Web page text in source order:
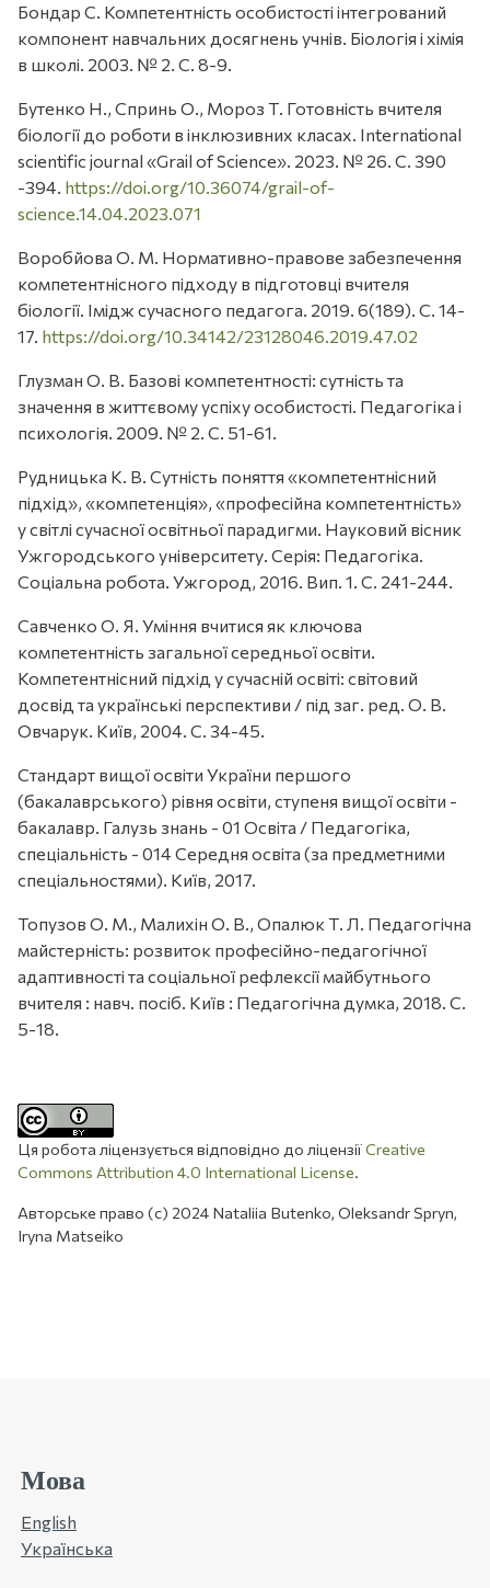
Бондар С. Компетентність особистості інтегрований
компонент навчальних досягнень учнів. Біологія і хімія
в школі. 2003. № 2. С. 8-9.
Бутенко Н., Спринь О., Мороз Т. Готовність вчителя
біології до роботи в інклюзивних класах. International
scientific journal «Grail of Science». 2023. № 26. С. 390
-394. https://doi.org/10.36074/grail-of-
science.14.04.2023.071
Воробйова О. М. Нормативно-правове забезпечення
компетентнісного підходу в підготовці вчителя
біології. Імідж сучасного педагога. 2019. 6(189). С. 14-
17. https://doi.org/10.34142/23128046.2019.47.02
Глузман О. В. Базові компетентності: сутність та
значення в життєвому успіху особистості. Педагогіка і
психологія. 2009. № 2. С. 51-61.
Рудницька К. В. Сутність поняття «компетентнісний
підхід», «компетенція», «професійна компетентність»
у світлі сучасної освітньої парадигми. Науковий вісник
Ужгородського університету. Серія: Педагогіка.
Соціальна робота. Ужгород, 2016. Вип. 1. С. 241-244.
Савченко О. Я. Уміння вчитися як ключова
компетентність загальної середньої освіти.
Компетентнісний підхід у сучасній освіті: світовий
досвід та українські перспективи / під заг. ред. О. В.
Овчарук. Київ, 2004. С. 34-45.
Стандарт вищої освіти України першого
(бакалаврського) рівня освіти, ступеня вищої освіти -
бакалавр. Галузь знань - 01 Освіта / Педагогіка,
спеціальність - 014 Середня освіта (за предметними
спеціальностями). Київ, 2017.
Топузов О. М., Малихін О. В., Опалюк Т. Л. Педагогічна
майстерність: розвиток професійно-педагогічної
адаптивності та соціальної рефлексії майбутнього
вчителя : навч. посіб. Київ : Педагогічна думка, 2018. С.
5-18.
Ця робота ліцензується відповідно до ліцензіїCreative
Commons Attribution 4.0 International License.
Авторське право (c) 2024 Nataliia Butenko, Oleksandr Spryn,
Iryna Matseiko
Мова
English
Українська